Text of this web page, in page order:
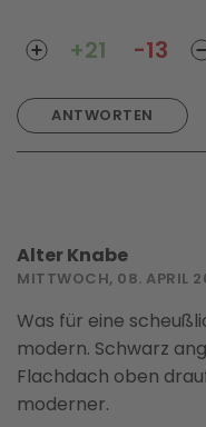
ANTWORTEN
+21 -13
Alter Knabe
MITTWOCH, 08. APRIL
Was für eine
modern. Schwarz
Flachdach oben
moderner.